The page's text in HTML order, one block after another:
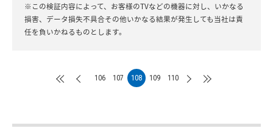
※この検証内容によって、お客様のTVなどの機器に対し、いかなる
損害、データ損失不具合その他いかなる結果が発生しても当社は責
任を負いかねるものとします。
106 107 108 109 110